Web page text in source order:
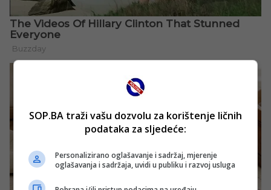
SOP.BA traži vašu dozvolu za korištenje ličnih
podataka za sljedeće:
Personalizirano oglašavanje i sadržaj, mjerenje
oglašavanja i sadržaja, uvidi u publiku i razvoj usluga